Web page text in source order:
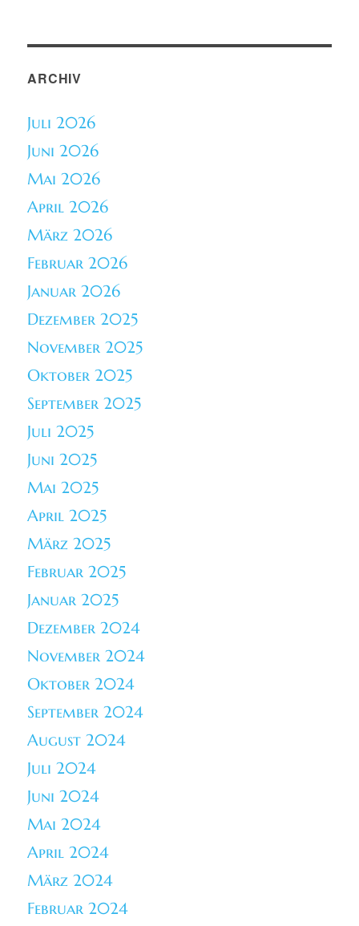
ARCHIV
Juli 2026
Juni 2026
Mai 2026
April 2026
März 2026
Februar 2026
Januar 2026
Dezember 2025
November 2025
Oktober 2025
September 2025
Juli 2025
Juni 2025
Mai 2025
April 2025
März 2025
Februar 2025
Januar 2025
Dezember 2024
November 2024
Oktober 2024
September 2024
August 2024
Juli 2024
Juni 2024
Mai 2024
April 2024
März 2024
Februar 2024